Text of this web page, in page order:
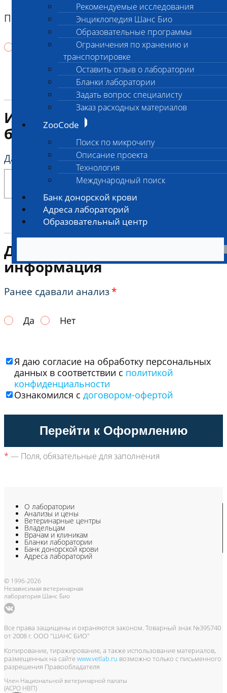
Рекомендуемые исследования
Энциклопедия Шанс Био
Образовательные программы
Ограничения по хранению и
транспортировке
Оставить отзыв о лаборатории
Бланки лаборатории
Задать вопрос специалисту
Заказ расходных материалов
ZooCode
Поиск по микрочипу
Описание проекта
Технология
Международный поиск
Банк донорской крови
Адреса лабораторий
Образовательный центр
Пол животного (М / Ж)*
Информация о
биоматериале
Дата и время взятия биоматериала*
Дополнительная
информация
Ранее сдавали анализ*
Да Нет
Я даю согласие на обработку персональных
данных в соответствии с политикой
конфиденциальности
Ознакомился с договором-офертой
* — Поля, обязательные для заполнения
О лаборатории
Анализы и цены
Ветеринарные центры
Владельцам
Врачам и клиникам
Бланки лаборатории
Банк донорской крови
Адреса лабораторий
© 1996-2026
Независимая ветеринарная
лаборатория Шанс Био
Все права защищены и охраняются законом. Товарный знак №395740
от 2008 г. ООО "ШАНС БИО"
Копирование, тиражирование, а также использование материалов,
размещенных на сайтеwww.vetlab.ru возможно только с письменного
разрешения Правообладателя
Член Национальной ветеринарной палаты
(АСРО НВП)